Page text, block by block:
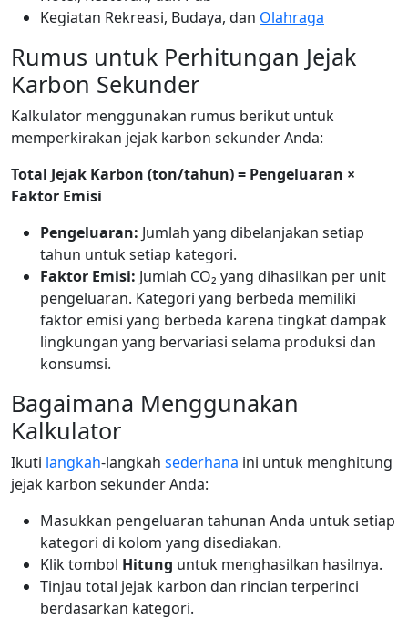
Kegiatan Rekreasi, Budaya, dan Olahraga
Rumus untuk Perhitungan Jejak
Karbon Sekunder
Kalkulator menggunakan rumus berikut untuk
memperkirakan jejak karbon sekunder Anda:
Total Jejak Karbon (ton/tahun) = Pengeluaran ×
Faktor Emisi
Pengeluaran: Jumlah yang dibelanjakan setiap
tahun untuk setiap kategori.
Faktor Emisi: Jumlah CO₂ yang dihasilkan per unit
pengeluaran. Kategori yang berbeda memiliki
faktor emisi yang berbeda karena tingkat dampak
lingkungan yang bervariasi selama produksi dan
konsumsi.
Bagaimana Menggunakan
Kalkulator
Ikuti langkah-langkah sederhana ini untuk menghitung
jejak karbon sekunder Anda:
Masukkan pengeluaran tahunan Anda untuk setiap
kategori di kolom yang disediakan.
Klik tombol Hitung untuk menghasilkan hasilnya.
Tinjau total jejak karbon dan rincian terperinci
berdasarkan kategori.